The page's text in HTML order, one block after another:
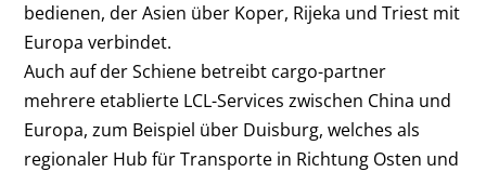
bedienen, der Asien über Koper, Rijeka und Triest mit
Europa verbindet.
Auch auf der Schiene betreibt cargo-partner
mehrere etablierte LCL-Services zwischen China und
Europa, zum Beispiel über Duisburg, welches als
regionaler Hub für Transporte in Richtung Osten und